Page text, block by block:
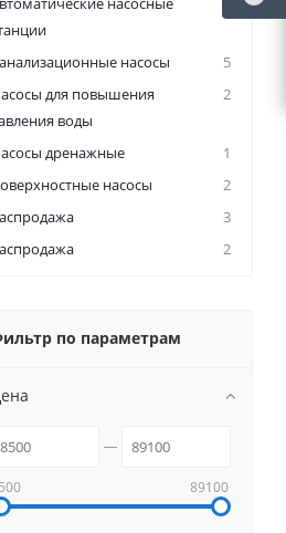
насосы
5
для повышения
воды
2
дренажные
1
насосы
2
3
2
по параметрам
89100